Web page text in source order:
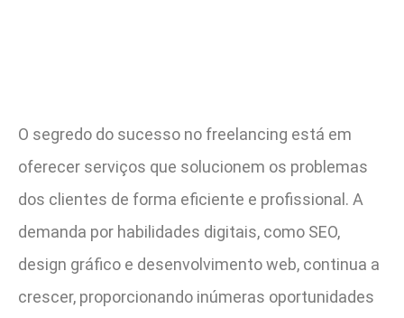
O segredo do sucesso no freelancing está em
oferecer serviços que solucionem os problemas
dos clientes de forma eficiente e profissional. A
demanda por habilidades digitais, como SEO,
design gráfico e desenvolvimento web, continua a
crescer, proporcionando inúmeras oportunidades